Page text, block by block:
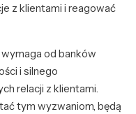
z klientami i reagować
od banków
i silnego
relacji z klientami.
tym wyzwaniom, będą